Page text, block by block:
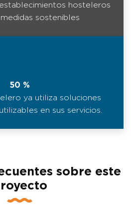
hosteleros
sostenibles
50 %
ya utiliza soluciones
en sus servicios.
sobre este